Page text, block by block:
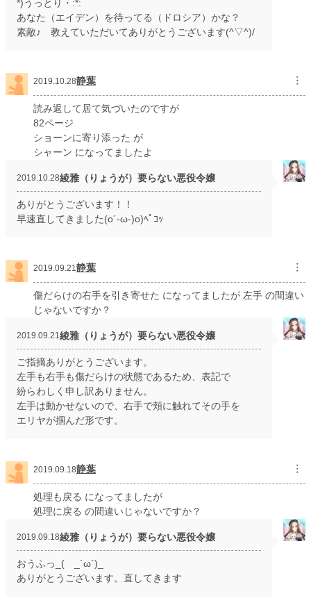
*)うっとり・:*:
あなた（エイデン）を待ってる（ドロシア）かな？
素敵♪ 教えていただいてありがとうございます(^▽^)/
2019.10.28静葉 ︙
読み返して居て気づいたのですが
82ページ
ショーンに寄り添った が
シャーン になってましたよ
2019.10.28綾雅（りょうが）要らない悪役令嬢
ありがとうございます！！
早速直してきました(o´-ω-)o)ﾍﾟｺｯ
2019.09.21静葉 ︙
傷だらけの右手を引き寄せた になってましたが 左手 の間違い
じゃないですか？
2019.09.21綾雅（りょうが）要らない悪役令嬢
ご指摘ありがとうございます。
左手も右手も傷だらけの状態であるため、表記で
紛らわしく申し訳ありません。
左手は動かせないので、右手で頬に触れてその手を
エリヤが掴んだ形です。
2019.09.18静葉 ︙
処理も戻る になってましたが
処理に戻る の間違いじゃないですか？
2019.09.18綾雅（りょうが）要らない悪役令嬢
おうふっ_( _´ω`)_
ありがとうございます。直してきます